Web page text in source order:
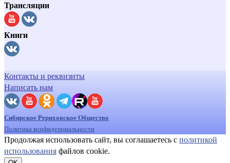
Трансляции
Книги
Контакты и реквизиты
Написать нам
Сибирское Рериховское Общество
Политика конфиденциальности
Продолжая использовать сайт, вы соглашаетесь с политикой
использования файлов cookie.